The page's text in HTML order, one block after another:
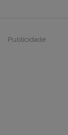
Publicidade